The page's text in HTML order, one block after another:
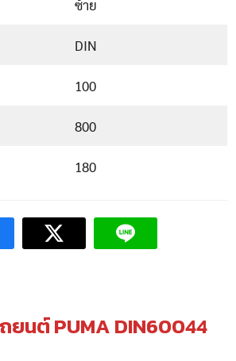
ซ้าย
DIN
100
800
180
ยนต์ PUMA DIN60044